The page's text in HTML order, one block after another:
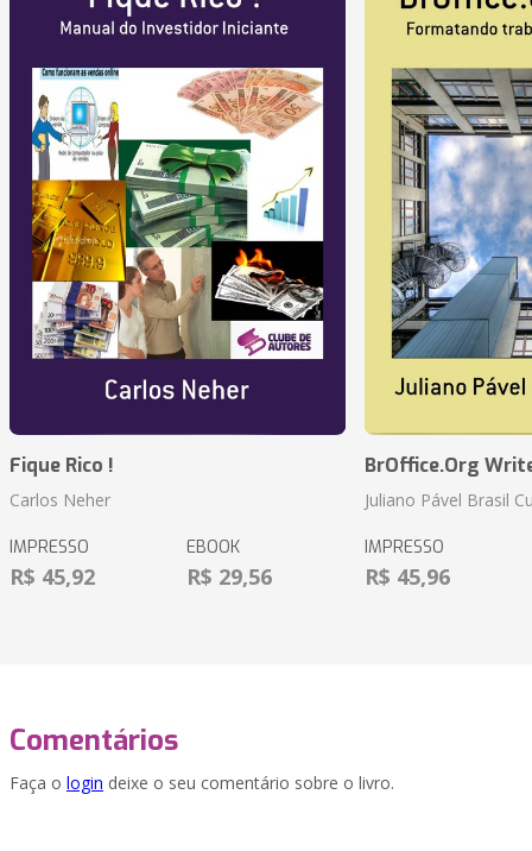
Fique Rico !
Carlos Neher
IMPRESSO
R$ 45,92
EBOOK
R$ 29,56
BrOffice.Org
Juliano Pável Brasil
IMPRESSO
R$ 45,96
Comentários
Faça o login deixe o seu comentário sobre o livro.